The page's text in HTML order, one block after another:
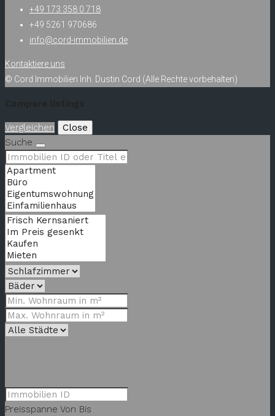
+49 173 358 0 718
+49 5261 970686
info@cord-immobilien.de
Kontaktiere uns
© Cord Immobilien Inh. Dustin Cord (Alle Rechte vorbehalten)
Vergleichen
Close
Suche
Preisspanne Von Bis